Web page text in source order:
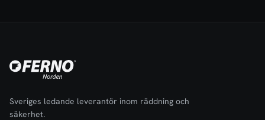
Sveriges ledande leverantör inom räddning och
säkerhet.